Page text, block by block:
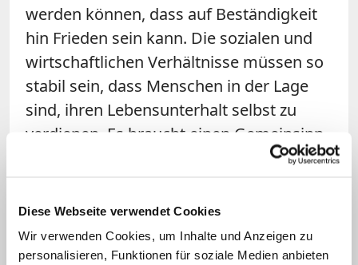
Diese Webseite verwendet Cookies
Wir verwenden Cookies, um Inhalte und Anzeigen zu
personalisieren, Funktionen für soziale Medien anbieten
werden können, dass auf Beständigkeit
hin Frieden sein kann. Die sozialen und
wirtschaftlichen Verhältnisse müssen so
stabil sein, dass Menschen in der Lage
sind, ihren Lebensunterhalt selbst zu
verdienen. Es braucht einen Gemeinsinn
aller, die in Entwicklungshilfeländern oder
Dingen nicht gegenseitig bekämpfen,
sondern eine gemeinsame Perspektive
entwickeln. So ausgeweitet hat die